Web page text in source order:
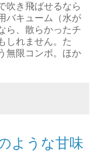
吹き飛ばせるなら
バキューム（水が
ら、散らかったチ
しれません。た
無限コンボ。ほか
ような甘味